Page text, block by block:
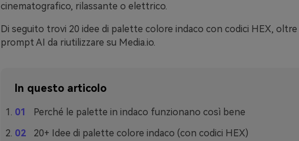
cinematografico, rilassante o elettrico.
Di seguito trovi 20 idee di palette colore indaco con codici HEX, oltre
prompt AI da riutilizzare su Media.io.
In questo articolo
Perché le palette in indaco funzionano così bene
20+ Idee di palette colore indaco (con codici HEX)